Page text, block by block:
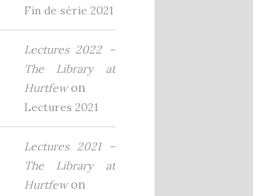
Fin de série 2021
Lectures 2022 –
The Library at
Hurtfewon
Lectures 2021
Lectures 2021 –
The Library at
Hurtfewon